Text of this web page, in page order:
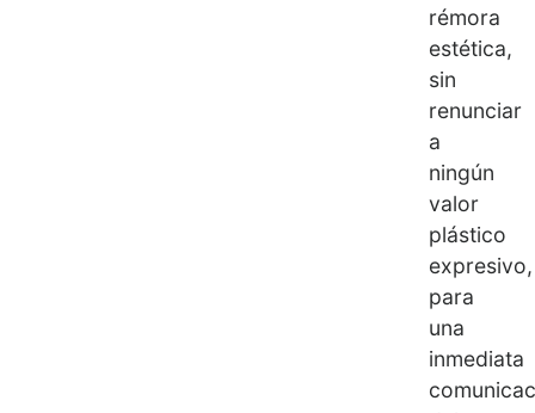
rémora
estética,
sin
renunciar
a
ningún
valor
plástico
expresivo,
para
una
inmediata